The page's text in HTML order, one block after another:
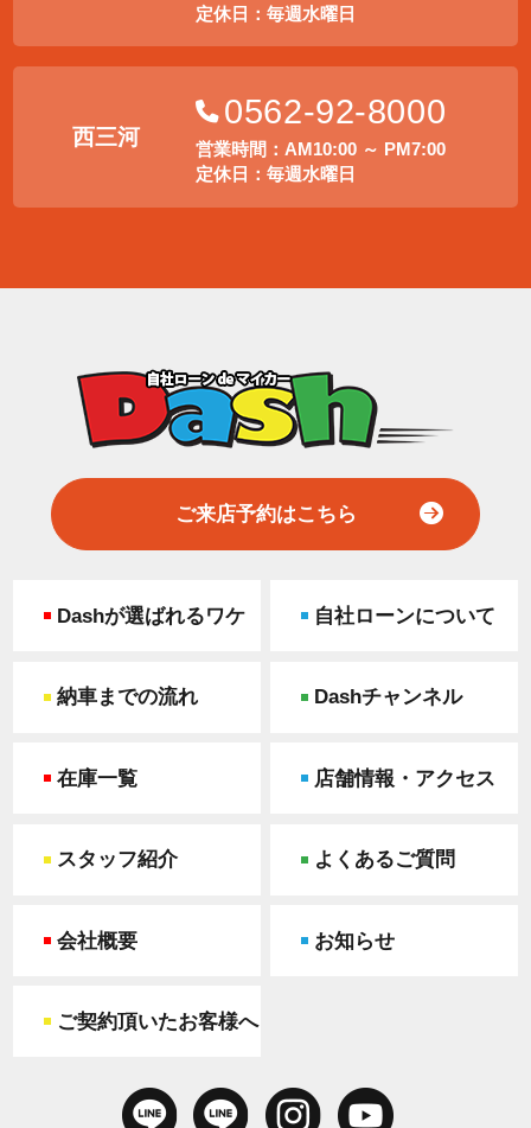
定休日：毎週水曜日
西三河
0562-92-8000
営業時間：AM10:00 ～ PM7:00
定休日：毎週水曜日
ご来店予約はこちら
Dashが選ばれるワケ 自社ローンについて
納車までの流れ Dashチャンネル
在庫一覧 店舗情報・アクセス
スタッフ紹介 よくあるご質問
会社概要 お知らせ
ご契約頂いたお客様へ